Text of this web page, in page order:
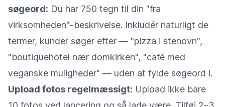
søgeord: Du har 750 tegn til din "fra
virksomheden"-beskrivelse. Inkludér naturligt de
termer, kunder søger efter — "pizza i stenovn",
"boutiquehotel nær domkirken", "café med
veganske muligheder" — uden at fylde søgeord i.
Upload fotos regelmæssigt: Upload ikke bare